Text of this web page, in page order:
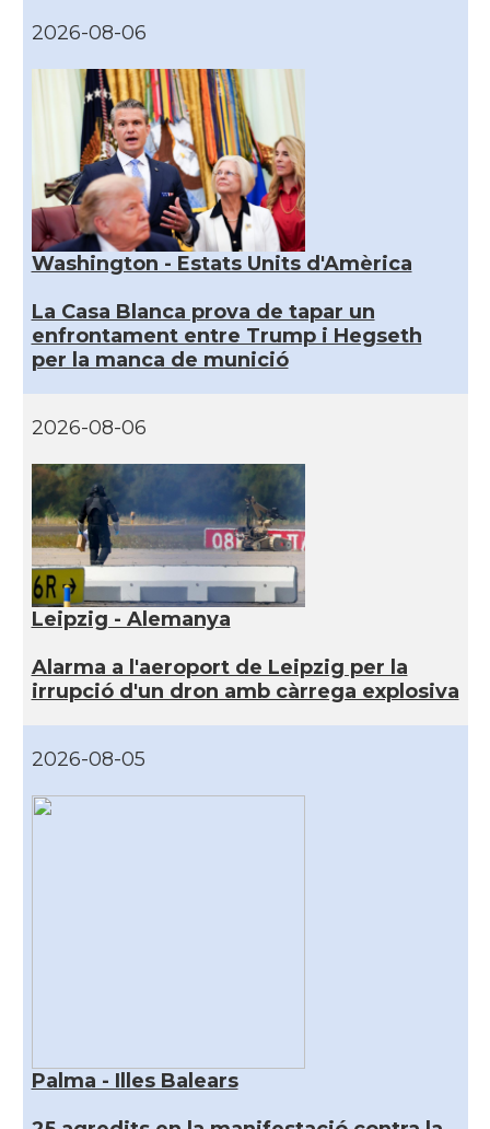
2026-08-06
Washington - Estats Units d'Amèrica
La Casa Blanca prova de tapar un
enfrontament entre Trump i Hegseth
per la manca de munició
2026-08-06
Leipzig - Alemanya
Alarma a l'aeroport de Leipzig per la
irrupció d'un dron amb càrrega explosiva
2026-08-05
Palma - Illes Balears